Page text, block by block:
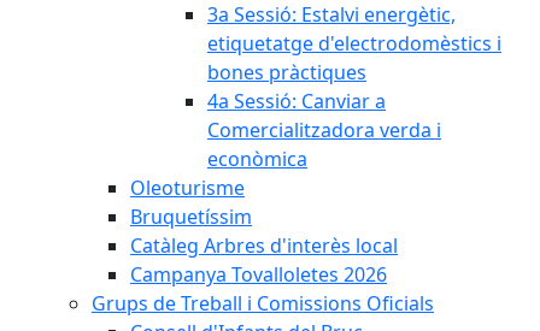
3a Sessió: Estalvi energètic,
etiquetatge d'electrodomèstics i
bones pràctiques
4a Sessió: Canviar a
Comercialitzadora verda i
econòmica
Oleoturisme
Bruquetíssim
Catàleg Arbres d'interès local
Campanya Tovalloletes 2026
Grups de Treball i Comissions Oficials